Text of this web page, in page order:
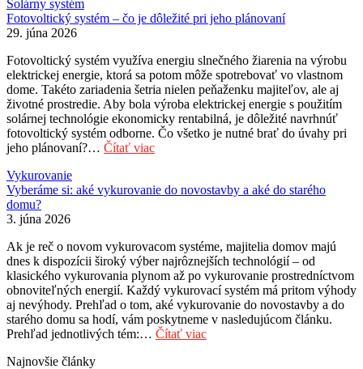
Solárny systém
Fotovoltický systém – čo je dôležité pri jeho plánovaní
29. júna 2026
Fotovoltický systém využíva energiu slnečného žiarenia na výrobu
elektrickej energie, ktorá sa potom môže spotrebovať vo vlastnom
dome. Takéto zariadenia šetria nielen peňaženku majiteľov, ale aj
životné prostredie. Aby bola výroba elektrickej energie s použitím
solárnej technológie ekonomicky rentabilná, je dôležité navrhnúť
fotovoltický systém odborne. Čo všetko je nutné brať do úvahy pri
jeho plánovaní?… Čítať viac
Vykurovanie
Vyberáme si: aké vykurovanie do novostavby a aké do starého
domu?
3. júna 2026
Ak je reč o novom vykurovacom systéme, majitelia domov majú
dnes k dispozícii široký výber najrôznejších technológií – od
klasického vykurovania plynom až po vykurovanie prostredníctvom
obnoviteľných energií. Každý vykurovací systém má pritom výhody
aj nevýhody. Prehľad o tom, aké vykurovanie do novostavby a do
starého domu sa hodí, vám poskytneme v nasledujúcom článku.
Prehľad jednotlivých tém:… Čítať viac
Najnovšie články